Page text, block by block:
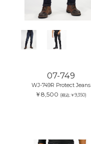
07-749
WJ-749R Protect Jeans
￥8,500 (税込:￥9,350)